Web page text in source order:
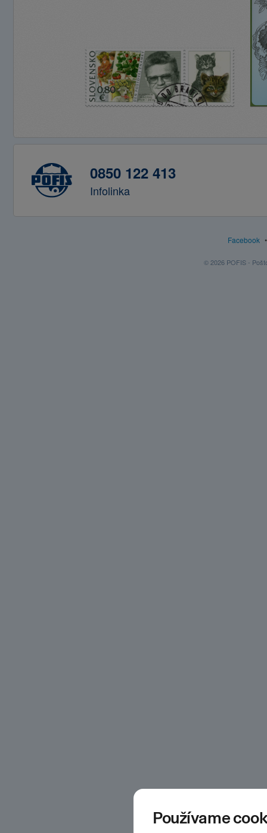
0850 122 413
Infolinka
Facebook
© 2026 POFIS -